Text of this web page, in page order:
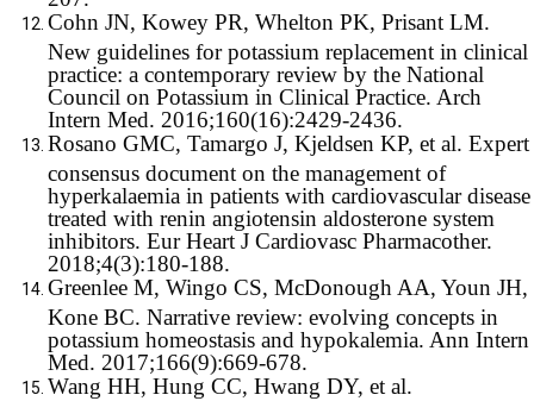
Cohn JN, Kowey PR, Whelton PK, Prisant LM.
New guidelines for potassium replacement in clinical
practice: a contemporary review by the National
Council on Potassium in Clinical Practice. Arch
Intern Med. 2016;160(16):2429-2436.
Rosano GMC, Tamargo J, Kjeldsen KP, et al. Expert
consensus document on the management of
hyperkalaemia in patients with cardiovascular disease
treated with renin angiotensin aldosterone system
inhibitors. Eur Heart J Cardiovasc Pharmacother.
2018;4(3):180-188.
Greenlee M, Wingo CS, McDonough AA, Youn JH,
Kone BC. Narrative review: evolving concepts in
potassium homeostasis and hypokalemia. Ann Intern
Med. 2017;166(9):669-678.
Wang HH, Hung CC, Hwang DY, et al.